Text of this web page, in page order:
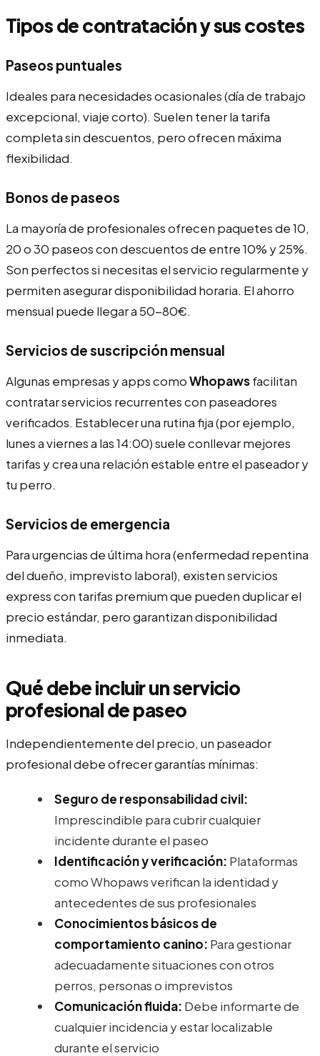
Tipos de contratación y sus costes
Paseos puntuales
Ideales para necesidades ocasionales (día de trabajo
excepcional, viaje corto). Suelen tener la tarifa
completa sin descuentos, pero ofrecen máxima
flexibilidad.
Bonos de paseos
La mayoría de profesionales ofrecen paquetes de 10,
20 o 30 paseos con descuentos de entre 10% y 25%.
Son perfectos si necesitas el servicio regularmente y
permiten asegurar disponibilidad horaria. El ahorro
mensual puede llegar a 50-80€.
Servicios de suscripción mensual
Algunas empresas y apps comoWhopawsfacilitan
contratar servicios recurrentes con paseadores
verificados. Establecer una rutina fija (por ejemplo,
lunes a viernes a las 14:00) suele conllevar mejores
tarifas y crea una relación estable entre el paseador y
tu perro.
Servicios de emergencia
Para urgencias de última hora (enfermedad repentina
del dueño, imprevisto laboral), existen servicios
express con tarifas premium que pueden duplicar el
precio estándar, pero garantizan disponibilidad
inmediata.
Qué debe incluir un servicio
profesional de paseo
Independientemente del precio, un paseador
profesional debe ofrecer garantías mínimas:
Seguro de responsabilidad civil:
Imprescindible para cubrir cualquier
incidente durante el paseo
Identificación y verificación: Plataformas
como Whopaws verifican la identidad y
antecedentes de sus profesionales
Conocimientos básicos de
comportamiento canino: Para gestionar
adecuadamente situaciones con otros
perros, personas o imprevistos
Comunicación fluida: Debe informarte de
cualquier incidencia y estar localizable
durante el servicio